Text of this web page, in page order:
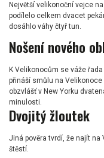
Největší velikonoční vejce
podílelo celkem dvacet
dosáhlo váhy čtyř tun.
Nošení nového
K Velikonocům se váže
přináší smůlu na
obzvlášť v New Yorku
minulosti.
Dvojitý žloutek
Jiná pověra tvrdí, že najít
štěstí.